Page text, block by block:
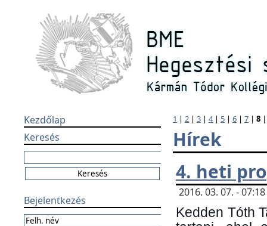
Kezdőlap
Keresés
Bejelentkezés
1 | 2 | 3 | 4| 5 | 6 | 7 | 8
Hírek
4. heti
2016. 03. 07. -
Kedden Tóth